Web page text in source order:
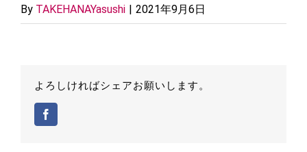
By TAKEHANAYasushi | 2021年9月6日
よろしければシェアお願いします。